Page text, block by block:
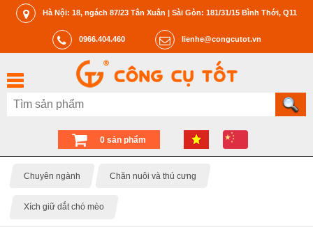
Hà Nội: 18, ngách 87/23 Tân Xuân | Sài Gòn: 181/31/15 Bình Thới, Q11
0966.404.460 lienhe@congcutot.vn
0 sản phẩm
Chuyên ngành Chăn nuôi và thú cưng
Xích giữ dắt chó mèo